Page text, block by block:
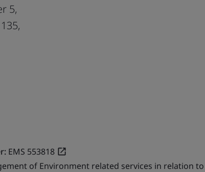
5,
EMS 553818
of Environment related services in relation